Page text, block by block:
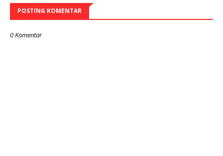
POSTING KOMENTAR
0 Komentar